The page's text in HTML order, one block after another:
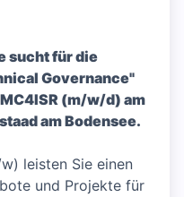
sucht für die
Governance"
(m/w/d) am
am Bodensee.
leisten Sie einen
und Projekte für